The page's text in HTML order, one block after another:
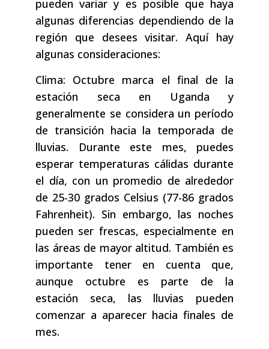
pueden variar y es posible que haya
algunas diferencias dependiendo de la
región que desees visitar. Aquí hay
algunas consideraciones:
Clima: Octubre marca el final de la
estación seca en Uganda y
generalmente se considera un período
de transición hacia la temporada de
lluvias. Durante este mes, puedes
esperar temperaturas cálidas durante
el día, con un promedio de alrededor
de 25-30 grados Celsius (77-86 grados
Fahrenheit). Sin embargo, las noches
pueden ser frescas, especialmente en
las áreas de mayor altitud. También es
importante tener en cuenta que,
aunque octubre es parte de la
estación seca, las lluvias pueden
comenzar a aparecer hacia finales de
mes.